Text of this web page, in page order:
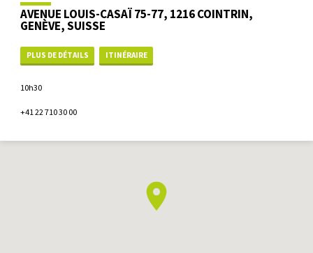
AVENUE LOUIS-CASAÏ 75-77, 1216 COINTRIN,
GENÈVE, SUISSE
PLUS DE DÉTAILS ITINÉRAIRE
10h30
+41 22 710 30 00